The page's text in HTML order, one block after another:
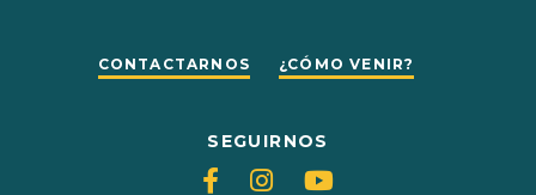
CONTACTARNOS ¿CÓMO VENIR?
SEGUIRNOS
SiganosSiganosSiganos